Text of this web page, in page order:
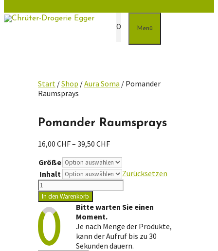
0 Menü
Start /Shop /Aura Soma / Pomander
Raumsprays
Pomander Raumsprays
16,00 CHF– 39,50 CHFPreisspanne:
bis
39,50 CHF
Größe
Inhalt
Zurücksetzen
Pomander
Raumsprays
Menge
In den Warenkorb
Bitte warten Sie einen
Moment.
Je nach Menge der Produkte,
kann der Aufruf bis zu 30
Sekunden dauern.